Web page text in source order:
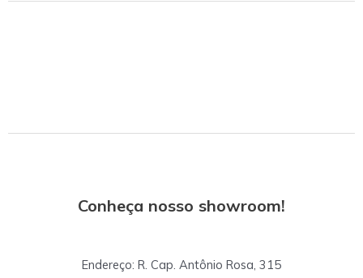
Conheça nosso showroom!
Endereço: R. Cap. Antônio Rosa, 315